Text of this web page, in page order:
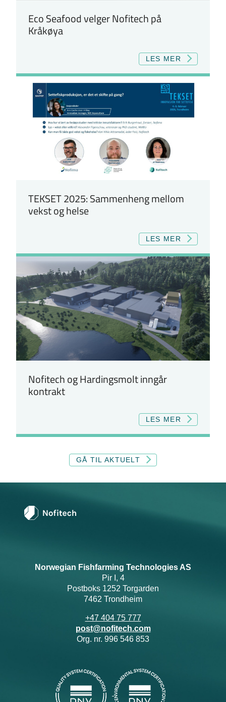
Eco Seafood velger Nofitech på
Kråkøya
LES MER
TEKSET 2025: Sammenheng mellom
vekst og helse
LES MER
Nofitech og Hardingsmolt inngår
kontrakt
LES MER
GÅ TIL AKTUELT
Norwegian Fishfarming Technologies AS
Pir I, 4
Postboks 1252 Torgarden
7462 Trondheim
+47 404 75 777
post@nofitech.com
Org. nr. 996 546 853